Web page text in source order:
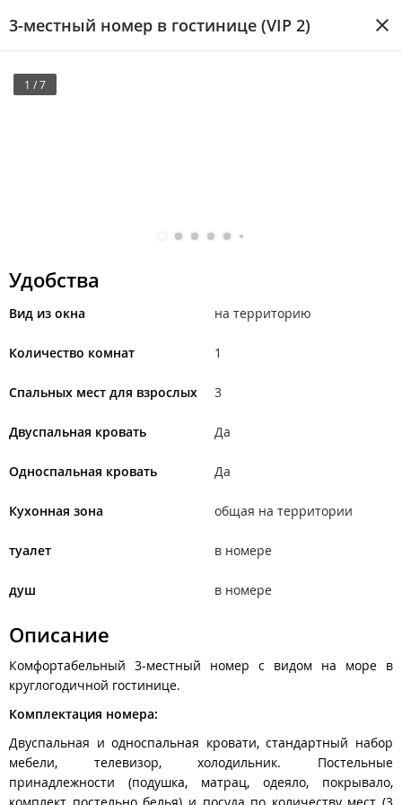
3-местный номер в гостинице (VIP 2)
1 / 7
Удобства
Вид из окна на территорию
Количество комнат 1
Спальных мест для взрослых 3
Двуспальная кровать Да
Односпальная кровать Да
Кухонная зона общая на территории
туалет в номере
душ в номере
Описание
Комфортабельный 3-местный номер с видом на море в
круглогодичной гостинице.
Комплектация номера:
Двуспальная и односпальная кровати, стандартный набор
мебели, телевизор, холодильник. Постельные
принадлежности (подушка, матрац, одеяло, покрывало,